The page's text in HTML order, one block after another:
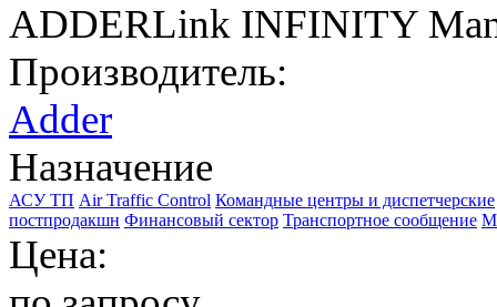
ADDERLink INFINITY
Производитель:
Adder
Назначение
АСУ ТП Air Traffic Control Командные центры и диспетчерские
постпродакшн Финансовый сектор Транспортное сообщение
Цена: